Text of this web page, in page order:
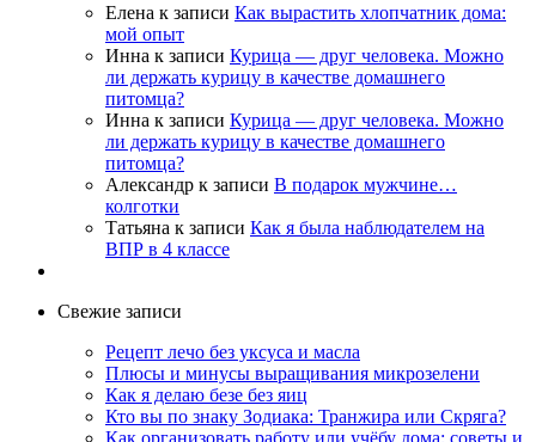
Елена к записи Как вырастить хлопчатник дома:
мой опыт
Инна к записи Курица — друг человека. Можно
ли держать курицу в качестве домашнего
питомца?
Инна к записи Курица — друг человека. Можно
ли держать курицу в качестве домашнего
питомца?
Александр к записи В подарок мужчине…
колготки
Татьяна к записи Как я была наблюдателем на
ВПР в 4 классе
Свежие записи
Рецепт лечо без уксуса и масла
Плюсы и минусы выращивания микрозелени
Как я делаю безе без яиц
Кто вы по знаку Зодиака: Транжира или Скряга?
Как организовать работу или учёбу дома: советы и